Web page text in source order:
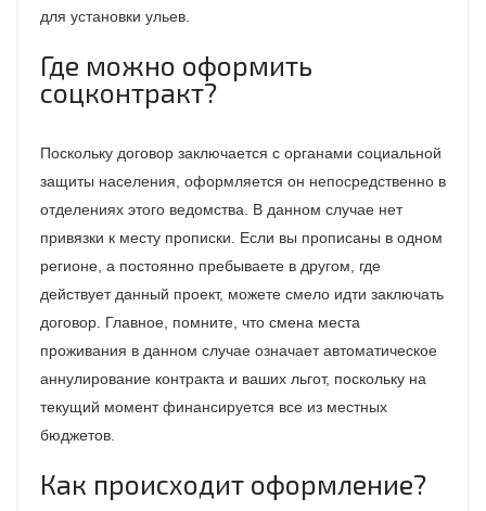
для установки ульев.
Где можно оформить
соцконтракт?
Поскольку договор заключается с органами социальной
защиты населения, оформляется он непосредственно в
отделениях этого ведомства. В данном случае нет
привязки к месту прописки. Если вы прописаны в одном
регионе, а постоянно пребываете в другом, где
действует данный проект, можете смело идти заключать
договор. Главное, помните, что смена места
проживания в данном случае означает автоматическое
аннулирование контракта и ваших льгот, поскольку на
текущий момент финансируется все из местных
бюджетов.
Как происходит оформление?